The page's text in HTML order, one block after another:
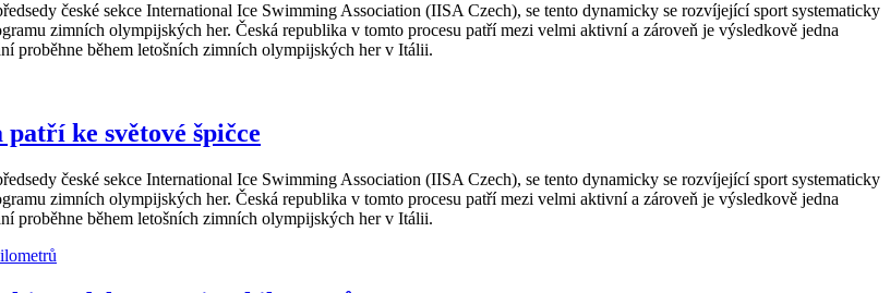
české sekce International Ice Swimming Association (IISA Czech), se tento dynamicky se rozvíjející sport systematicky
zimních olympijských her. Česká republika v tomto procesu patří mezi velmi aktivní a zároveň je výsledkově jedna
proběhne během letošních zimních olympijských her v Itálii.
ke světové špičce
české sekce International Ice Swimming Association (IISA Czech), se tento dynamicky se rozvíjející sport systematicky
zimních olympijských her. Česká republika v tomto procesu patří mezi velmi aktivní a zároveň je výsledkově jedna
proběhne během letošních zimních olympijských her v Itálii.